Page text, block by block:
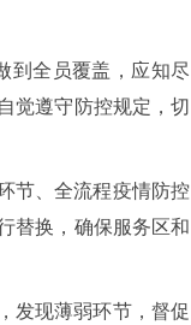
到全员覆盖，应知尽
觉遵守防控规定，切
节、全流程疫情防控
替换，确保服务区和
发现薄弱环节，督促